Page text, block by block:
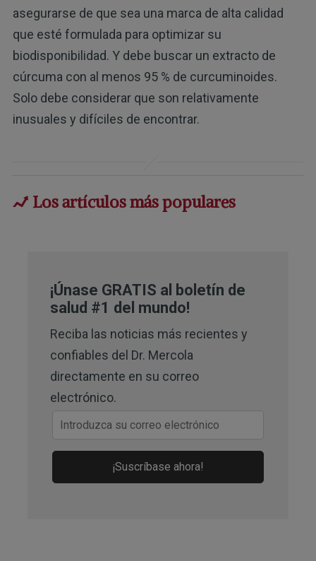
asegurarse de que sea una marca de alta calidad
que esté formulada para optimizar su
biodisponibilidad. Y debe buscar un extracto de
cúrcuma con al menos 95 % de curcuminoides.
Solo debe considerar que son relativamente
inusuales y difíciles de encontrar.
Los artículos más populares
¡Únase GRATIS al boletín de
salud #1 del mundo!
Reciba las noticias más recientes y
confiables del Dr. Mercola
directamente en su correo
electrónico.
¡Suscríbase ahora!